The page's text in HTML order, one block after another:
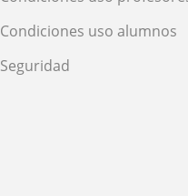
Condiciones uso alumnos
Seguridad